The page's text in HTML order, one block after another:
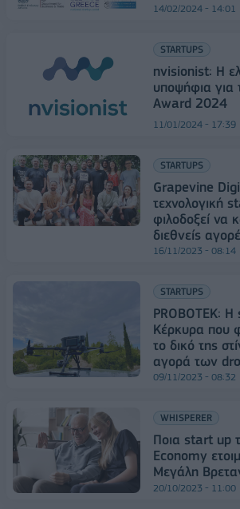
14/02/2024 - 14:01
STARTUPS
nvisionist: Η
υποψήφια για
Award 2024
11/01/2024 - 17:39
STARTUPS
Grapevine
τεχνολογική
φιλοδοξεί να
διεθνείς
16/11/2023 - 08:14
STARTUPS
PROBOTEK:
Κέρκυρα που
το δικό της
αγορά των
09/11/2023 - 08:32
WHISPERER
Ποια start up
Economy
Μεγάλη
20/10/2023 - 11:00